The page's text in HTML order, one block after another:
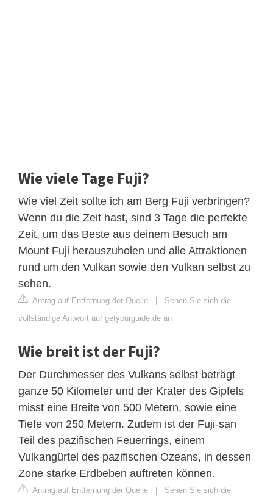
Wie viele Tage Fuji?
Wie viel Zeit sollte ich am Berg Fuji verbringen?
Wenn du die Zeit hast, sind 3 Tage die perfekte
Zeit, um das Beste aus deinem Besuch am
Mount Fuji herauszuholen und alle Attraktionen
rund um den Vulkan sowie den Vulkan selbst zu
sehen.
Antrag auf Entfernung der Quelle | Sehen Sie sich die
vollständige Antwort auf getyourguide.de an
Wie breit ist der Fuji?
Der Durchmesser des Vulkans selbst beträgt
ganze 50 Kilometer und der Krater des Gipfels
misst eine Breite von 500 Metern, sowie eine
Tiefe von 250 Metern. Zudem ist der Fuji-san
Teil des pazifischen Feuerrings, einem
Vulkangürtel des pazifischen Ozeans, in dessen
Zone starke Erdbeben auftreten können.
Antrag auf Entfernung der Quelle | Sehen Sie sich die